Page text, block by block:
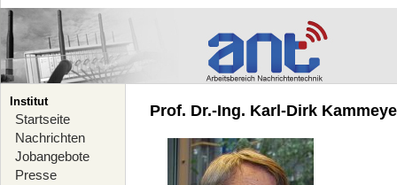
Institut
Startseite
Nachrichten
Jobangebote
Presse
Prof. Dr.-Ing. Karl-Dirk